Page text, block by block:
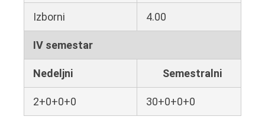
Izborni 4.00
IV semestar
Nedeljni Semestralni
2+0+0+0 30+0+0+0